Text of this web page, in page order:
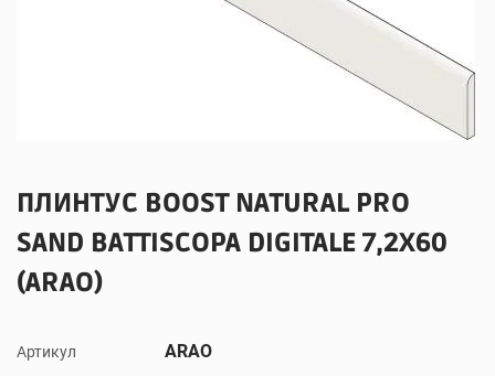
ПЛИНТУС BOOST NATURAL PRO
SAND BATTISCOPA DIGITALE 7,2X60
(ARAO)
Артикул ARAO